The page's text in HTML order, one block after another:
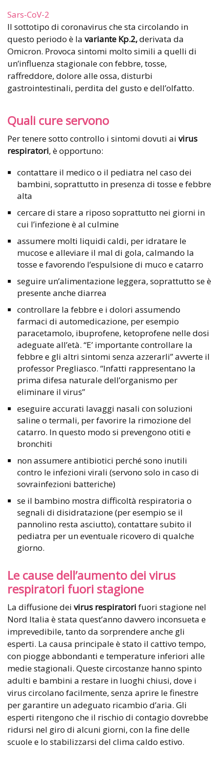
Sars-CoV-2
Il sottotipo di coronavirus che sta circolando in
questo periodo è la variante Kp.2,derivata da
Omicron. Provoca sintomi molto simili a quelli di
un’influenza stagionale con febbre, tosse,
raffreddore, dolore alle ossa, disturbi
gastrointestinali, perdita del gusto e dell’olfatto.
Quali cure servono
Per tenere sotto controllo i sintomi dovuti ai virus
respiratori, è opportuno:
contattare il medico o il pediatra nel caso dei
bambini, soprattutto in presenza di tosse e febbre
alta
cercare di stare a riposo soprattutto nei giorni in
cui l’infezione è al culmine
assumere molti liquidi caldi, per idratare le
mucose e alleviare il mal di gola, calmando la
tosse e favorendo l’espulsione di muco e catarro
seguire un’alimentazione leggera, soprattutto se è
presente anche diarrea
controllare la febbre e i dolori assumendo
farmaci di automedicazione, per esempio
paracetamolo, ibuprofene, ketoprofene nelle dosi
adeguate all’età. “E’ importante controllare la
febbre e gli altri sintomi senza azzerarli” avverte il
professor Pregliasco. “Infatti rappresentano la
prima difesa naturale dell’organismo per
eliminare il virus”
eseguire accurati lavaggi nasali con soluzioni
saline o termali, per favorire la rimozione del
catarro. In questo modo si prevengono otiti e
bronchiti
non assumere antibiotici perché sono inutili
contro le infezioni virali (servono solo in caso di
sovrainfezioni batteriche)
se il bambino mostra difficoltà respiratoria o
segnali di disidratazione (per esempio se il
pannolino resta asciutto), contattare subito il
pediatra per un eventuale ricovero di qualche
giorno.
Le cause dell’aumento dei virus
respiratori fuori stagione
La diffusione dei virus respiratori fuori stagione nel
Nord Italia è stata quest’anno davvero inconsueta e
imprevedibile, tanto da sorprendere anche gli
esperti. La causa principale è stato il cattivo tempo,
con piogge abbondanti e temperature inferiori alle
medie stagionali. Queste circostanze hanno spinto
adulti e bambini a restare in luoghi chiusi, dove i
virus circolano facilmente, senza aprire le finestre
per garantire un adeguato ricambio d’aria. Gli
esperti ritengono che il rischio di contagio dovrebbe
ridursi nel giro di alcuni giorni, con la fine delle
scuole e lo stabilizzarsi del clima caldo estivo.